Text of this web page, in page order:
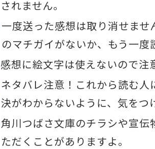
されません。
一度送った感想は取り消せませ
のマチガイがないか、もう一度
感想に絵文字は使えないので注
ネタバレ注意！これから読む人
決がわからないように、気をつ
角川つばさ文庫のチラシや宣伝
ただくことがありますよ。